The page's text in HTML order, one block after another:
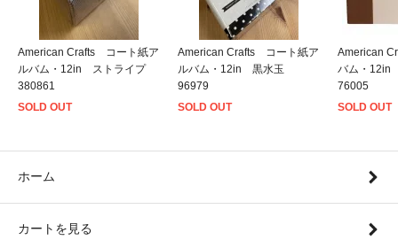
American Crafts コート紙ア
ルバム・12in ストライプ
380861
SOLD OUT
American Crafts コート紙ア
ルバム・12in 黒水玉
96979
SOLD OUT
American
バム・
76005
SOLD OUT
ホーム
カートを見る